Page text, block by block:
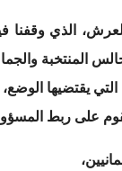
الذي وقفنا
المنتخبة
التي يقتضيها
على ربط